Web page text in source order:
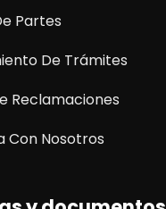
Partes
De Trámites
Reclamaciones
Con Nosotros